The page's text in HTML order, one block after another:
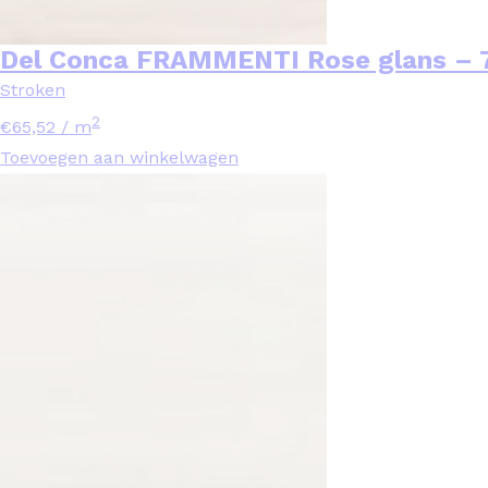
Del Conca FRAMMENTI Rose glans –
Stroken
€65,52 / m2
Toevoegen aan winkelwagen